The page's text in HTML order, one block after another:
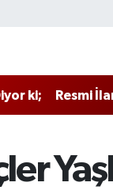
ki; Resmi